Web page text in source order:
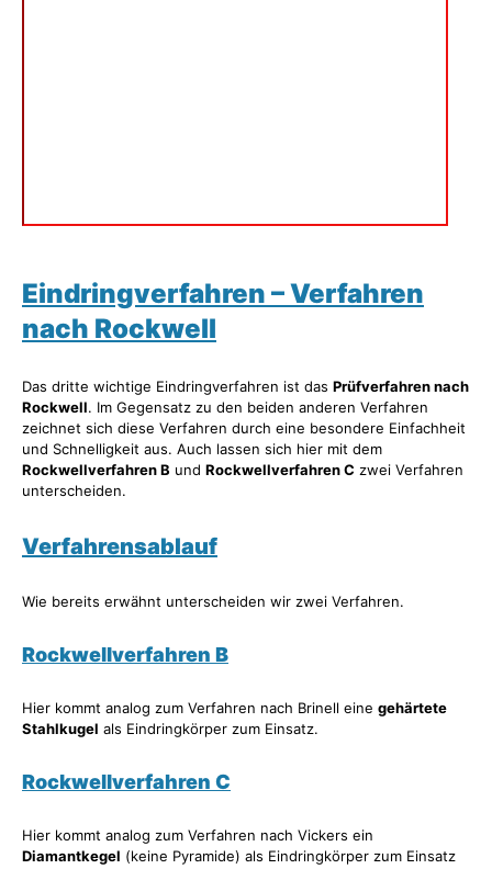
Eindringverfahren – Verfahren
nach Rockwell
Das dritte wichtige Eindringverfahren ist das Prüfverfahren nach
Rockwell. Im Gegensatz zu den beiden anderen Verfahren
zeichnet sich diese Verfahren durch eine besondere Einfachheit
und Schnelligkeit aus. Auch lassen sich hier mit dem
Rockwellverfahren B und Rockwellverfahren C zwei Verfahren
unterscheiden.
Verfahrensablauf
Wie bereits erwähnt unterscheiden wir zwei Verfahren.
Rockwellverfahren B
Hier kommt analog zum Verfahren nach Brinell eine gehärtete
Stahlkugel als Eindringkörper zum Einsatz.
Rockwellverfahren C
Hier kommt analog zum Verfahren nach Vickers ein
Diamantkegel (keine Pyramide) als Eindringkörper zum Einsatz